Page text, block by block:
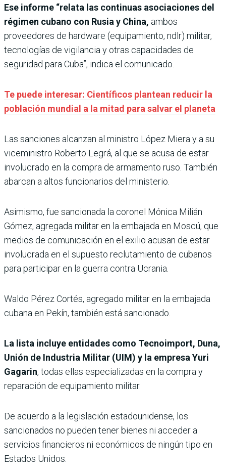
Ese informe “relata las continuas asociaciones del
régimen cubano con Rusia y China, ambos
proveedores de hardware (equipamiento, ndlr) militar,
tecnologías de vigilancia y otras capacidades de
seguridad para Cuba”, indica el comunicado.
Te puede interesar: Científicos plantean reducir la
población mundial a la mitad para salvar el planeta
Las sanciones alcanzan al ministro López Miera y a su
viceministro Roberto Legrá, al que se acusa de estar
involucrado en la compra de armamento ruso. También
abarcan a altos funcionarios del ministerio.
Asimismo, fue sancionada la coronel Mónica Milián
Gómez, agregada militar en la embajada en Moscú, que
medios de comunicación en el exilio acusan de estar
involucrada en el supuesto reclutamiento de cubanos
para participar en la guerra contra Ucrania.
Waldo Pérez Cortés, agregado militar en la embajada
cubana en Pekín, también está sancionado.
La lista incluye entidades como Tecnoimport, Duna,
Unión de Industria Militar (UIM) y la empresa Yuri
Gagarin, todas ellas especializadas en la compra y
reparación de equipamiento militar.
De acuerdo a la legislación estadounidense, los
sancionados no pueden tener bienes ni acceder a
servicios financieros ni económicos de ningún tipo en
Estados Unidos.